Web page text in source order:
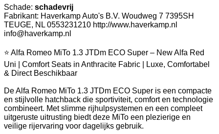
Schade: schadevrij
Fabrikant: Haverkamp Auto's B.V. Woudweg 7 7395SH
TEUGE, NL 0553231210 http://www.haverkamp.nl
info@haverkamp.nl
⭐ Alfa Romeo MiTo 1.3 JTDm ECO Super – New Alfa Red
Uni | Comfort Seats in Anthracite Fabric | Luxe, Comfortabel
& Direct Beschikbaar
De Alfa Romeo MiTo 1.3 JTDm ECO Super is een compacte
en stijlvolle hatchback die sportiviteit, comfort en technologie
combineert. Met slimme rijhulpsystemen en een compleet
uitgeruste uitrusting biedt deze MiTo een plezierige en
veilige rijervaring voor dagelijks gebruik.